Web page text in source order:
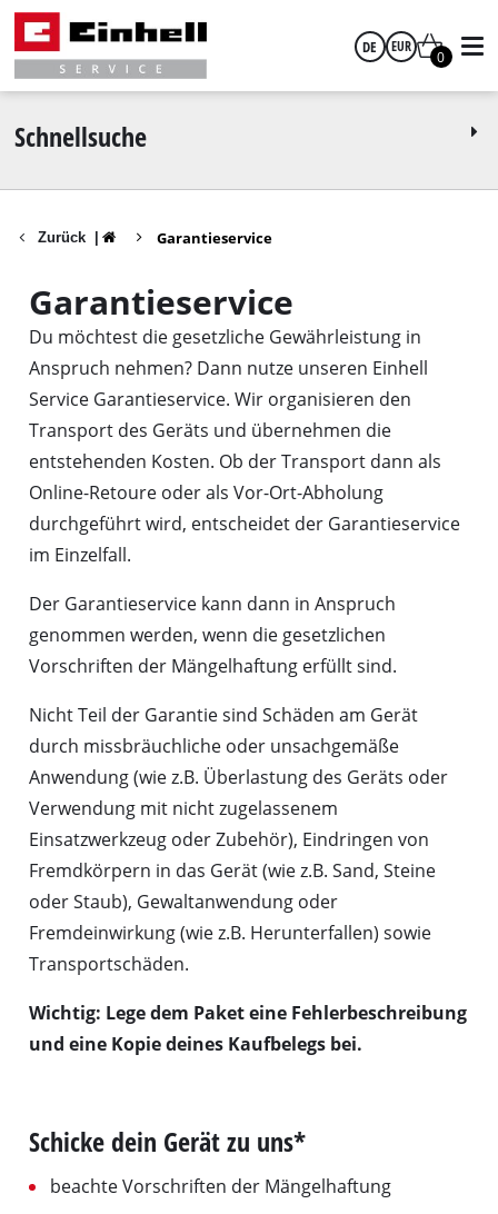
DE EUR
GBP
CZK
0
Schnellsuche
Zurück Garantieservice
Garantieservice
Du möchtest die gesetzliche Gewährleistung in
Anspruch nehmen? Dann nutze unseren Einhell
Service Garantieservice. Wir organisieren den
Transport des Geräts und übernehmen die
entstehenden Kosten. Ob der Transport dann als
Online-Retoure oder als Vor-Ort-Abholung
durchgeführt wird, entscheidet der Garantieservice
im Einzelfall.
Der Garantieservice kann dann in Anspruch
genommen werden, wenn die gesetzlichen
Vorschriften der Mängelhaftung erfüllt sind.
Nicht Teil der Garantie sind Schäden am Gerät
durch missbräuchliche oder unsachgemäße
Anwendung (wie z.B. Überlastung des Geräts oder
Verwendung mit nicht zugelassenem
Einsatzwerkzeug oder Zubehör), Eindringen von
Fremdkörpern in das Gerät (wie z.B. Sand, Steine
oder Staub), Gewaltanwendung oder
Fremdeinwirkung (wie z.B. Herunterfallen) sowie
Transportschäden.
Wichtig: Lege dem Paket eine Fehlerbeschreibung
und eine Kopie deines Kaufbelegs bei.
Schicke dein Gerät zu uns*
beachte Vorschriften der Mängelhaftung